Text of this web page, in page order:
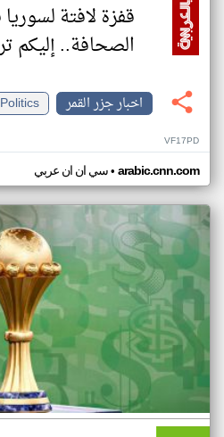
قفزة لافتة
الصحافة.. إليكم
اخبار جزر القمر
Politics
VF17PD
سي ان ان عربي• arabic.cnn.com